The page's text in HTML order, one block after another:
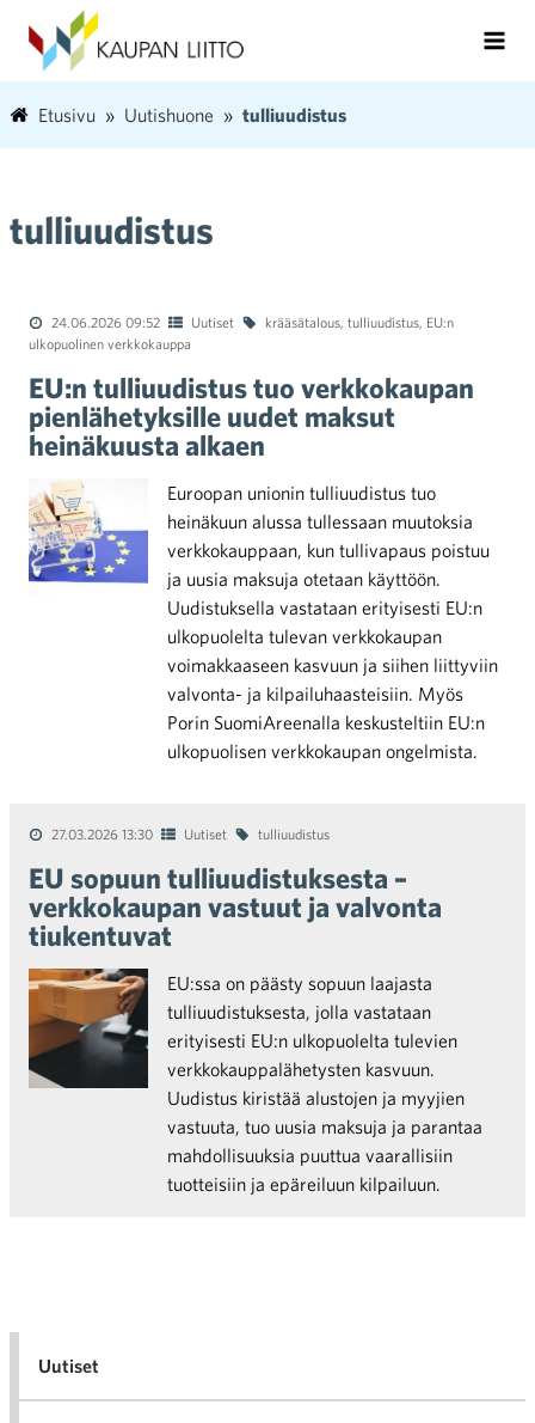
Etusivu Uutishuone tulliuudistus
tulliuudistus
24.06.2026 09:52 Uutiset krääsätalous, tulliuudistus, EU:n
ulkopuolinen verkkokauppa
EU:n tulliuudistus tuo verkkokaupan
pienlähetyksille uudet maksut
heinäkuusta alkaen
Euroopan unionin tulliuudistus tuo
heinäkuun alussa tullessaan muutoksia
verkkokauppaan, kun tullivapaus poistuu
ja uusia maksuja otetaan käyttöön.
Uudistuksella vastataan erityisesti EU:n
ulkopuolelta tulevan verkkokaupan
voimakkaaseen kasvuun ja siihen liittyviin
valvonta- ja kilpailuhaasteisiin. Myös
Porin SuomiAreenalla keskusteltiin EU:n
ulkopuolisen verkkokaupan ongelmista.
27.03.2026 13:30 Uutiset tulliuudistus
EU sopuun tulliuudistuksesta –
verkkokaupan vastuut ja valvonta
tiukentuvat
EU:ssa on päästy sopuun laajasta
tulliuudistuksesta, jolla vastataan
erityisesti EU:n ulkopuolelta tulevien
verkkokauppalähetysten kasvuun.
Uudistus kiristää alustojen ja myyjien
vastuuta, tuo uusia maksuja ja parantaa
mahdollisuuksia puuttua vaarallisiin
tuotteisiin ja epäreiluun kilpailuun.
Uutiset